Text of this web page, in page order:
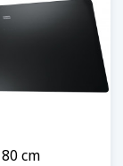
80 cm